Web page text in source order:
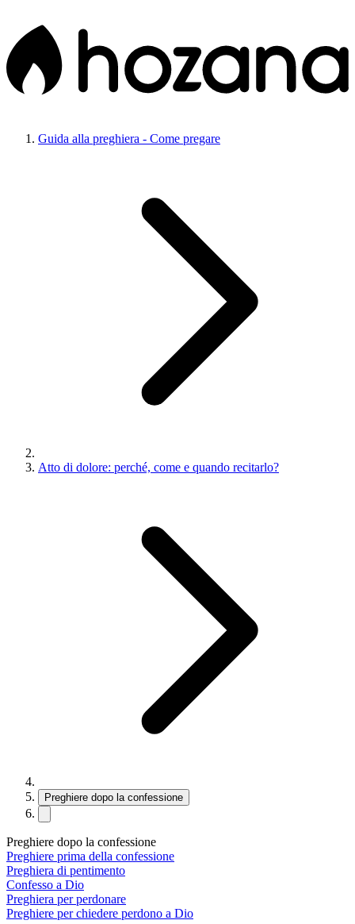
Guida alla preghiera - Come pregare
Atto di dolore: perché, come e quando recitarlo?
Preghiere dopo la confessione
Preghiere dopo la confessione
Preghiere prima della confessione
Preghiera di pentimento
Confesso a Dio
Preghiera per perdonare
Preghiere per chiedere perdono a Dio